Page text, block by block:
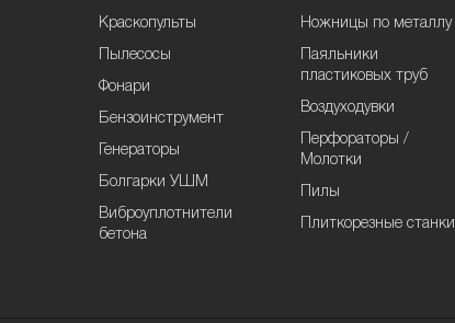
Краскопульты
Пылесосы
Фонари
Бензоинструмент
Генераторы
Болгарки УШМ
Виброуплотнители
бетона
Ножницы по металлу
Паяльники
пластиковых труб
Воздуходувки
Перфораторы /
Молотки
Пилы
Плиткорезные станки